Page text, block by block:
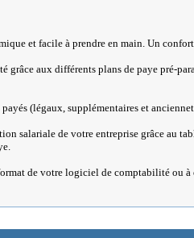
et facile à prendre en main. Un
grâce aux différents plans de paye pré-
(légaux, supplémentaires et
salariale de votre entreprise grâce au
de votre logiciel de comptabilité ou